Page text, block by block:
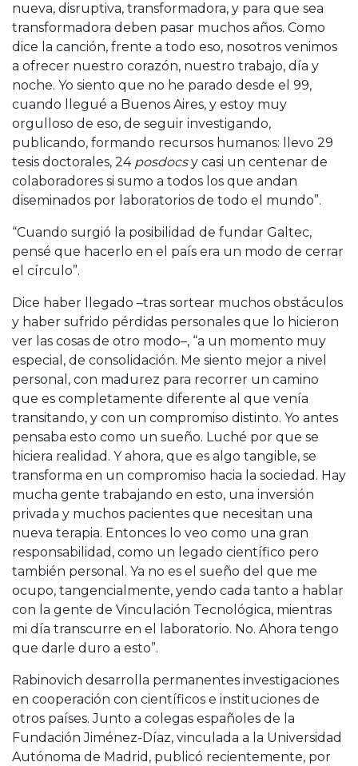
nueva, disruptiva, transformadora, y para que sea
transformadora deben pasar muchos años. Como
dice la canción, frente a todo eso, nosotros venimos
a ofrecer nuestro corazón, nuestro trabajo, día y
noche. Yo siento que no he parado desde el 99,
cuando llegué a Buenos Aires, y estoy muy
orgulloso de eso, de seguir investigando,
publicando, formando recursos humanos: llevo 29
tesis doctorales, 24 posdocsy casi un centenar de
colaboradores si sumo a todos los que andan
diseminados por laboratorios de todo el mundo”.
“Cuando surgió la posibilidad de fundar Galtec,
pensé que hacerlo en el país era un modo de cerrar
el círculo”.
Dice haber llegado –tras sortear muchos obstáculos
y haber sufrido pérdidas personales que lo hicieron
ver las cosas de otro modo–, “a un momento muy
especial, de consolidación. Me siento mejor a nivel
personal, con madurez para recorrer un camino
que es completamente diferente al que venía
transitando, y con un compromiso distinto. Yo antes
pensaba esto como un sueño. Luché por que se
hiciera realidad. Y ahora, que es algo tangible, se
transforma en un compromiso hacia la sociedad. Hay
mucha gente trabajando en esto, una inversión
privada y muchos pacientes que necesitan una
nueva terapia. Entonces lo veo como una gran
responsabilidad, como un legado científico pero
también personal. Ya no es el sueño del que me
ocupo, tangencialmente, yendo cada tanto a hablar
con la gente de Vinculación Tecnológica, mientras
mi día transcurre en el laboratorio. No. Ahora tengo
que darle duro a esto”.
Rabinovich desarrolla permanentes investigaciones
en cooperación con científicos e instituciones de
otros países. Junto a colegas españoles de la
Fundación Jiménez-Díaz, vinculada a la Universidad
Autónoma de Madrid, publicó recientemente, por